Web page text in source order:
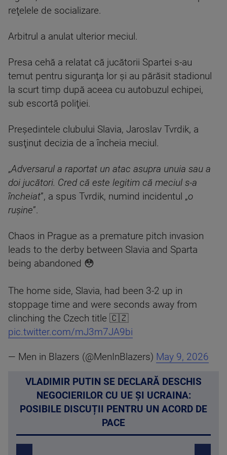
reţelele de socializare.
Arbitrul a anulat ulterior meciul.
Presa cehă a relatat că jucătorii Spartei s-au
temut pentru siguranţa lor şi au părăsit stadionul
la scurt timp după aceea cu autobuzul echipei,
sub escortă poliţiei.
Preşedintele clubului Slavia, Jaroslav Tvrdik, a
susţinut decizia de a încheia meciul.
„Adversarul a raportat un atac asupra unuia sau a
doi jucători. Cred că este legitim că meciul s-a
încheiat”, a spus Tvrdik, numind incidentul „o
ruşine”.
Chaos in Prague as a premature pitch invasion
leads to the derby between Slavia and Sparta
being abandoned 😳
The home side, Slavia, had been 3-2 up in
stoppage time and were seconds away from
clinching the Czech title 🇨🇿
pic.twitter.com/mJ3m7JA9bi
— Men in Blazers (@MenInBlazers) May 9, 2026
VLADIMIR PUTIN SE DECLARĂ DESCHIS
NEGOCIERILOR CU UE ȘI UCRAINA:
POSIBILE DISCUȚII PENTRU UN ACORD DE
PACE